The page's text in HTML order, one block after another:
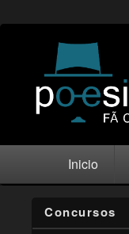
Inicio
Concursos